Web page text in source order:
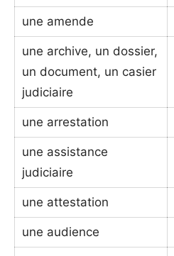
une amende
une archive, un dossier,
un document, un casier
judiciaire
une arrestation
une assistance
judiciaire
une attestation
une audience